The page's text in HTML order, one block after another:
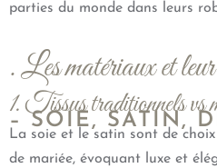
parties du monde dans leurs
. Les matériaux et
1. Tissus traditionnels vs
– SOIE, SATIN,
La soie et le satin sont de
de mariée, évoquant luxe et